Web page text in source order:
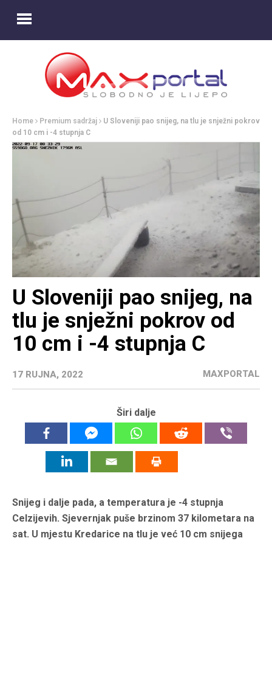
Home Premium sadržaj
U Sloveniji pao snijeg, na tlu je snježni pokrov
od 10 cm i -4 stupnja C
U Sloveniji pao snijeg, na
tlu je snježni pokrov od
10 cm i -4 stupnja C
17 RUJNA, 2022 MAXPORTAL
Širi dalje
Snijeg i dalje pada, a temperatura je -4 stupnja
Celzijevih. Sjevernjak puše brzinom 37 kilometara na
sat. U mjestu Kredarice na tlu je već 10 cm snijega